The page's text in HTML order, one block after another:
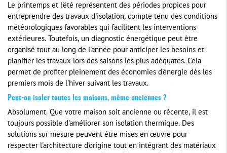
Le printemps et l'été représentent des périodes propices pour
entreprendre des travaux d'isolation, compte tenu des conditions
météorologiques favorables qui facilitent les interventions
extérieures. Toutefois, un diagnostic énergétique peut être
organisé tout au long de l'année pour anticiper les besoins et
planifier les travaux lors des saisons les plus adéquates. Cela
permet de profiter pleinement des économies d'énergie dès les
premiers mois de l'hiver suivant les travaux.
Peut-on isoler toutes les maisons, même anciennes ?
Absolument. Que votre maison soit ancienne ou récente, il est
toujours possible d'améliorer son isolation thermique. Des
solutions sur mesure peuvent être mises en œuvre pour
respecter l'architecture d'origine tout en intégrant des matériaux